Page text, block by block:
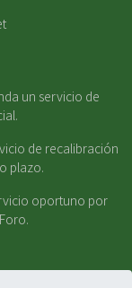
un servicio de
de recalibración
plazo.
oportuno por